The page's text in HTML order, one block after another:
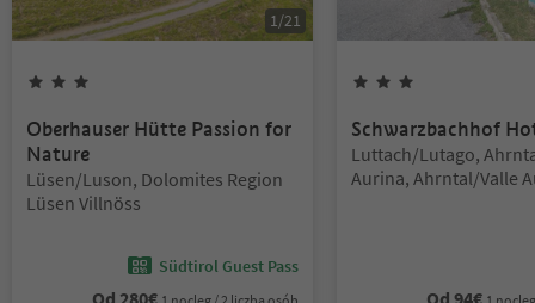
1 /21
Oberhauser Hütte Passion for
Nature
Lokalizacja:
Lüsen/Luson, Dolomites Region
Lüsen Villnöss
Südtirol Guest Pass
Od 280€
Schwarzbachhof
Lokalizacja:
Luttach/Lutago,
Aurina, Ahrntal/Valle
Od 94€